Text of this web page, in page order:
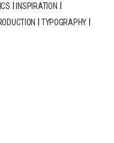
INSPIRATION
TYPOGRAPHY